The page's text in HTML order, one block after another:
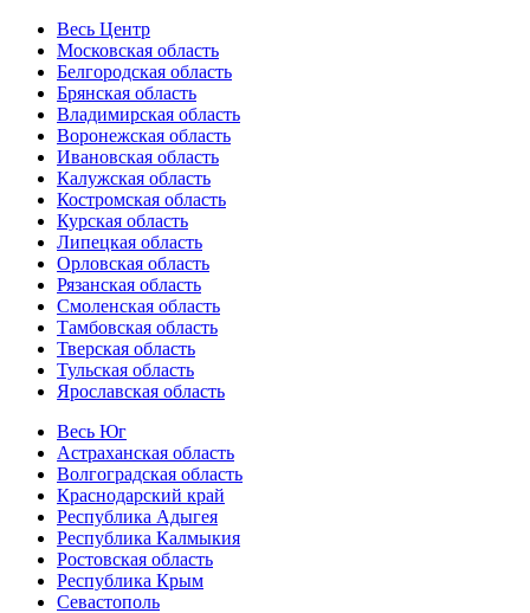
Весь Центр
Московская область
Белгородская область
Брянская область
Владимирская область
Воронежская область
Ивановская область
Калужская область
Костромская область
Курская область
Липецкая область
Орловская область
Рязанская область
Смоленская область
Тамбовская область
Тверская область
Тульская область
Ярославская область
Весь Юг
Астраханская область
Волгоградская область
Краснодарский край
Республика Адыгея
Республика Калмыкия
Ростовская область
Республика Крым
Севастополь